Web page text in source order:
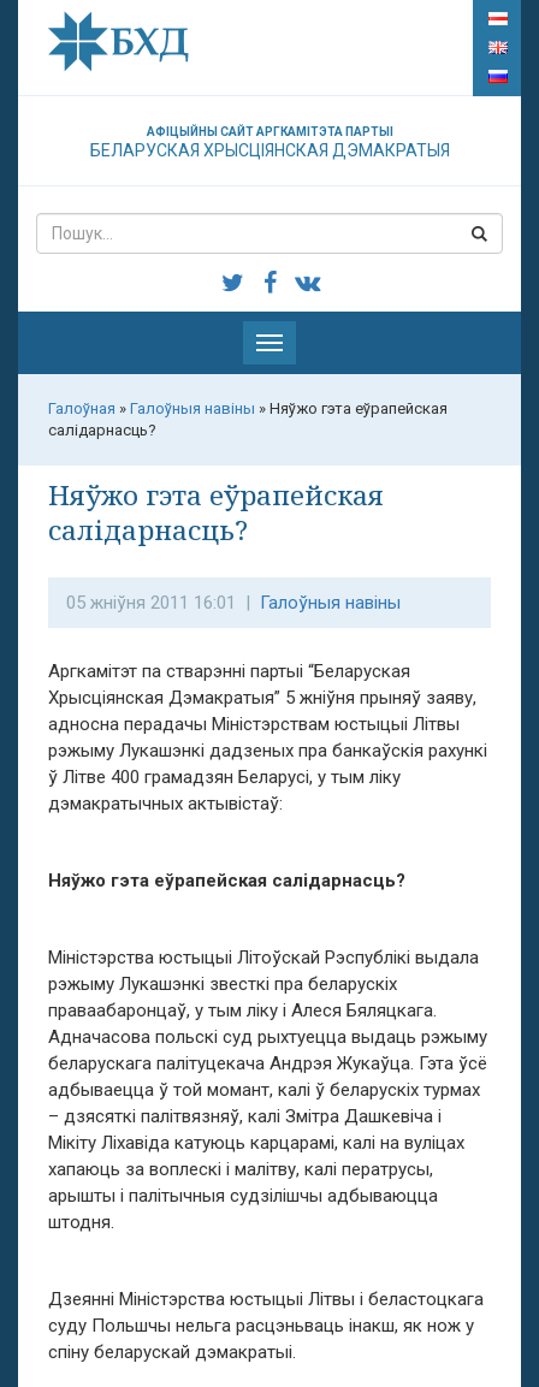
АФІЦЫЙНЫ САЙТ АРГКАМІТЭТА ПАРТЫІ
БЕЛАРУСКАЯ ХРЫСЦІЯНСКАЯ ДЭМАКРАТЫЯ
Паказаць
меню
Галоўная » Галоўныя навіны » Няўжо гэта еўрапейская
салідарнасць?
Няўжо гэта еўрапейская
салідарнасць?
05 жніўня 2011 16:01 | Галоўныя навіны
Аргкамітэт па стварэнні партыі “Беларуская
Хрысціянская Дэмакратыя” 5 жніўня прыняў заяву,
адносна перадачы Міністэрствам юстыцыі Літвы
рэжыму Лукашэнкі дадзеных пра банкаўскія рахункі
ў Літве 400 грамадзян Беларусі, у тым ліку
дэмакратычных актывістаў:
Няўжо гэта еўрапейская салідарнасць?
Міністэрства юстыцыі Літоўскай Рэспублікі выдала
рэжыму Лукашэнкі звесткі пра беларускіх
праваабаронцаў, у тым ліку і Алеся Бяляцкага.
Адначасова польскі суд рыхтуецца выдаць рэжыму
беларускага палітуцекача Андрэя Жукаўца. Гэта ўсё
адбываецца ў той момант, калі ў беларускіх турмах
– дзясяткі палітвязняў, калі Змітра Дашкевіча і
Мікіту Ліхавіда катуюць карцарамі, калі на вуліцах
хапаюць за воплескі і малітву, калі ператрусы,
арышты і палітычныя судзілішчы адбываюцца
штодня.
Дзеянні Міністэрства юстыцыі Літвы і беластоцкага
суду Польшчы нельга расцэньваць інакш, як нож у
спіну беларускай дэмакратыі.